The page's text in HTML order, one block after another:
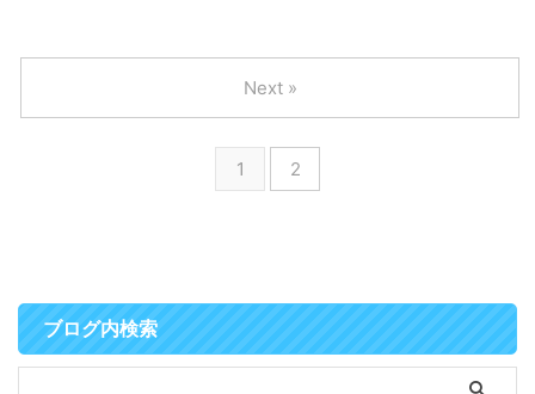
1 2
Next »
ブログ内検索